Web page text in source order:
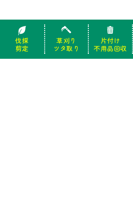
伐採
剪定
草刈り
ツタ取り
片付け
不用品回収
伐採
剪定
草刈り
ツタ取り
片付け
不用品回収